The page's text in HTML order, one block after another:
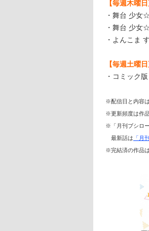
【毎週木曜日
・舞台 少
・舞台 少
・よんこま
【毎週土曜日
・コミック
※配信日と内容
※更新頻度は作
※「月刊ブシロ
最新話は 「月
※完結済の作品